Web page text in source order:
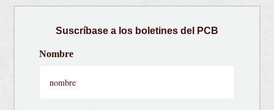
Suscríbase a los boletines del PCB
Nombre